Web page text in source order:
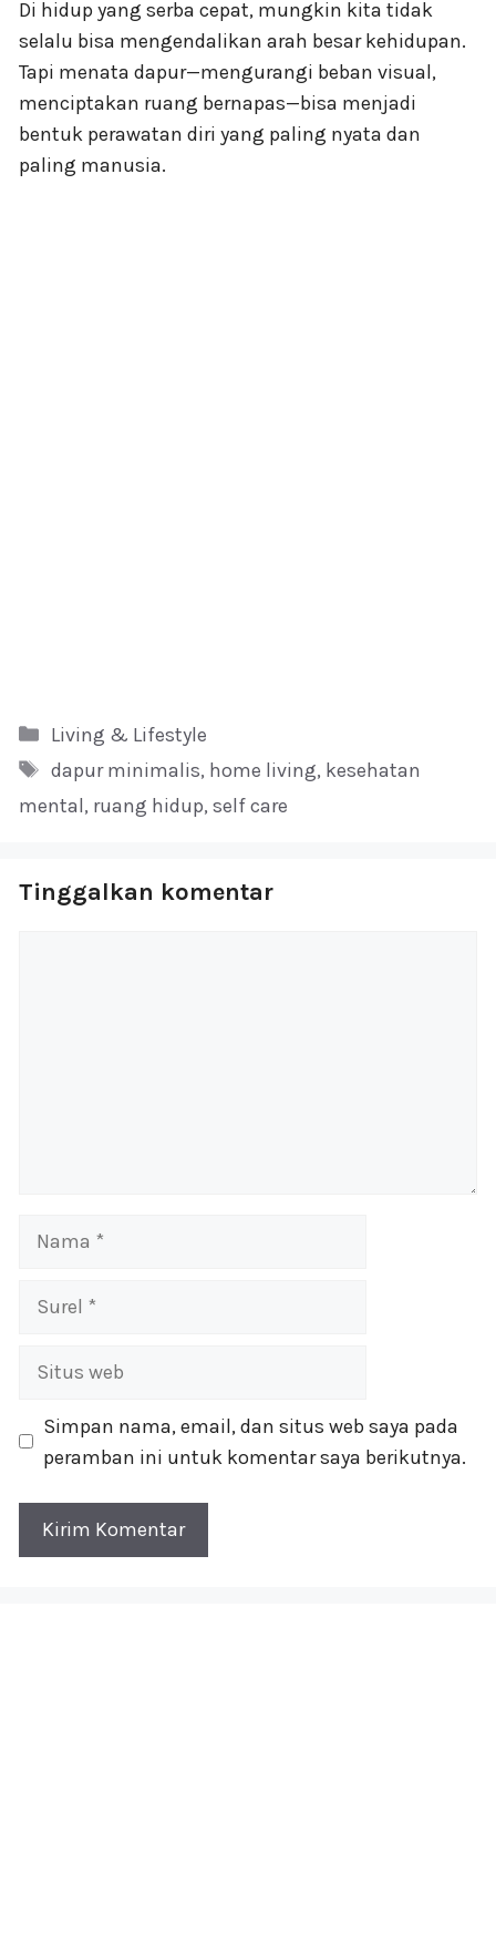
Di hidup yang serba cepat, mungkin kita tidak
selalu bisa mengendalikan arah besar kehidupan.
Tapi menata dapur—mengurangi beban visual,
menciptakan ruang bernapas—bisa menjadi
bentuk perawatan diri yang paling nyata dan
paling manusia.
Kategori
Living & Lifestyle
Tag
dapur minimalis, home living, kesehatan
mental, ruang hidup, self care
Tinggalkan komentar
Nama
Surel
Situs
Simpan nama, email, dan situs web saya pada
peramban ini untuk komentar saya berikutnya.